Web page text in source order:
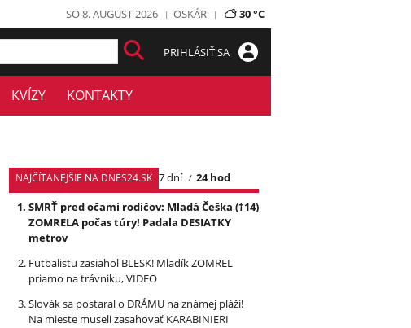
SO 8. AUGUST 2026 OSKÁR 30 °C
PRIHLÁSIŤ SA
KVÍZY KONTAKTY
NAJČÍTANEJŠIE NA DNES24.SK 7 dní
24 hod
SMRŤ pred očami rodičov: Mladá Češka (†14)
ZOMRELA počas túry! Padala DESIATKY
metrov
Futbalistu zasiahol BLESK! Mladík ZOMREL
priamo na trávniku, VIDEO
Slovák sa postaral o DRÁMU na známej pláži!
Na mieste museli zasahovať KARABINIERI